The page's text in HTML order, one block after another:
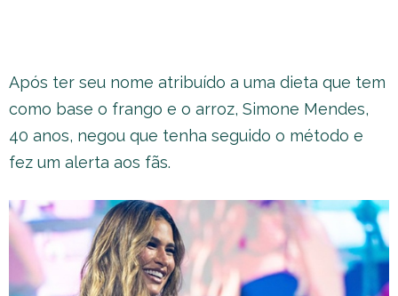
Após ter seu nome atribuído a uma dieta que tem
como base o frango e o arroz, Simone Mendes,
40 anos, negou que tenha seguido o método e
fez um alerta aos fãs.